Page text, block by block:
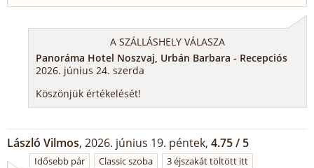
A SZÁLLÁSHELY VÁLASZA
Panoráma Hotel Noszvaj, Urbán Barbara - Recepciós
2026. június 24. szerda
Köszönjük értékelését!
László Vilmos, 2026. június 19. péntek, 4.75 / 5
Idősebb pár Classic szoba 3 éjszakát töltött itt